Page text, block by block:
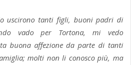
uscirono tanti figli, buoni padri di
vado per Tortona, mi vedo
buona affezione da parte di tanti
molti non li conosco più, ma